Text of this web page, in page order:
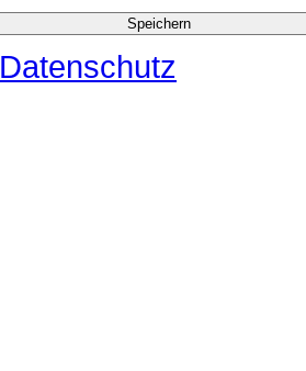
Datenschutz